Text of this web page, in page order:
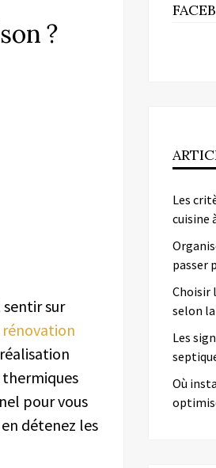
?
sur
rénovation
thermiques
pour vous
détenez les
Les
cuisine
passer
Choisir
selon
Les
Où